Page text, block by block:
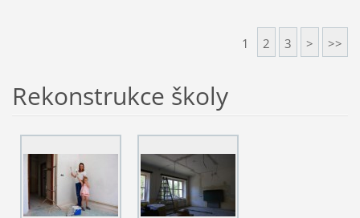
1 2 3 > >>
Rekonstrukce školy